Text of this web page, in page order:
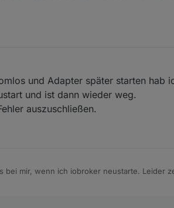
und Adapter später starten hab
und ist dann wieder weg.
auszuschließen.
bei mir, wenn ich iobroker neustarte. Leider
zwischen iobroker und KLF